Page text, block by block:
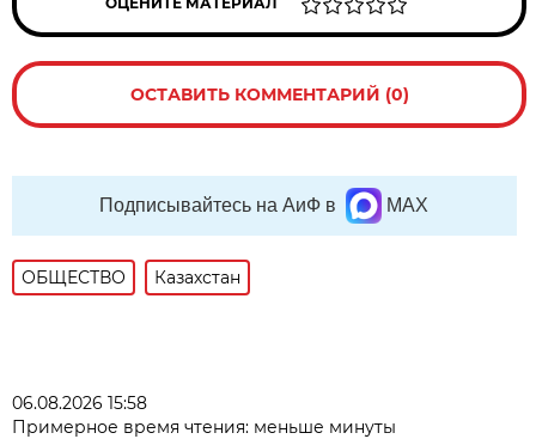
ОСТАВИТЬ КОММЕНТАРИЙ (0)
Подписывайтесь на АиФ в MAX
ОБЩЕСТВО Казахстан
06.08.2026 15:58
Примерное время чтения: меньше минуты